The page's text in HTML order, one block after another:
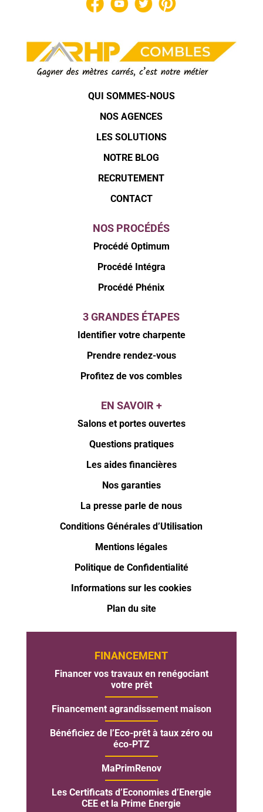
QUI SOMMES-NOUS
NOS AGENCES
LES SOLUTIONS
NOTRE BLOG
RECRUTEMENT
CONTACT
NOS PROCÉDÉS
Procédé Optimum
Procédé Intégra
Procédé Phénix
3 GRANDES ÉTAPES
Identifier votre charpente
Prendre rendez-vous
Profitez de vos combles
EN SAVOIR +
Salons et portes ouvertes
Questions pratiques
Les aides financières
Nos garanties
La presse parle de nous
Conditions Générales d’Utilisation
Mentions légales
Politique de Confidentialité
Informations sur les cookies
Plan du site
FINANCEMENT
Financer vos travaux en renégociant
votre prêt
Financement agrandissement maison
Bénéficiez de l’Eco-prêt à taux zéro ou
éco-PTZ
MaPrimRenov
Les Certificats d’Economies d’Energie
CEE et la Prime Energie